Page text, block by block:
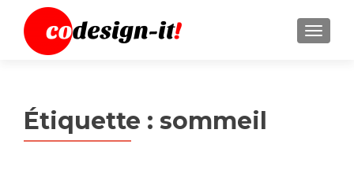
MENU
Étiquette : sommeil